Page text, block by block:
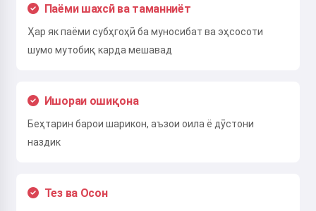
Паёми шахсӣ ва таманниёт
Ҳар як паёми субҳгоҳӣ ба муносибат ва эҳсосоти
шумо мутобиқ карда мешавад
Ишораи ошиқона
Беҳтарин барои шарикон, аъзои оила ё дӯстони
наздик
Тез ва Осон